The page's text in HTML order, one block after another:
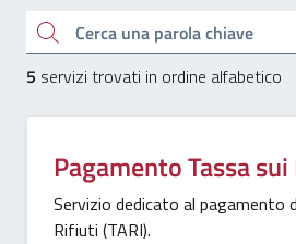
Cerca una parola chiave
5 servizi trovati in ordine alfabetico
Pagamento Tassa
Servizio dedicato al pagamento
Rifiuti (TARI).